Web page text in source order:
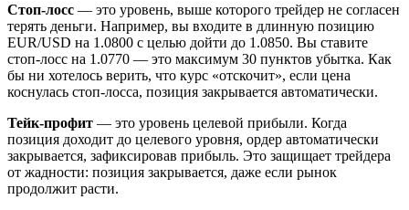
Стоп-лосс — это уровень, выше которого трейдер не согласен
терять деньги. Например, вы входите в длинную позицию
EUR/USD на 1.0800 с целью дойти до 1.0850. Вы ставите
стоп-лосс на 1.0770 — это максимум 30 пунктов убытка. Как
бы ни хотелось верить, что курс «отскочит», если цена
коснулась стоп-лосса, позиция закрывается автоматически.
Тейк-профит — это уровень целевой прибыли. Когда
позиция доходит до целевого уровня, ордер автоматически
закрывается, зафиксировав прибыль. Это защищает трейдера
от жадности: позиция закрывается, даже если рынок
продолжит расти.